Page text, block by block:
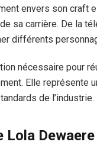
envers son craft
sa carrière. De la
différents
nécessaire pour
Elle représente
de l’industrie.
Lola Dewaere